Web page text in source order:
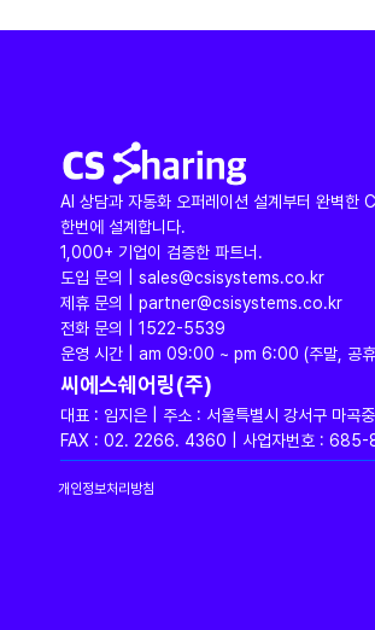
AI 상담과 자동화 오퍼레이션 설계부터 완벽한
한번에 설계합니다.
1,000+ 기업이 검증한 파트너.
도입 문의 | sales@csisystems.co.kr
제휴 문의 | partner@csisystems.co.kr
전화 문의 | 1522-5539
운영 시간 | am 09:00 ~ pm 6:00 (주말, 공휴
씨에스쉐어링(주)
대표 : 임지은 | 주소 : 서울특별시 강서구 마곡
FAX : 02. 2266. 4360 | 사업자번호 : 685-
개인정보처리방침